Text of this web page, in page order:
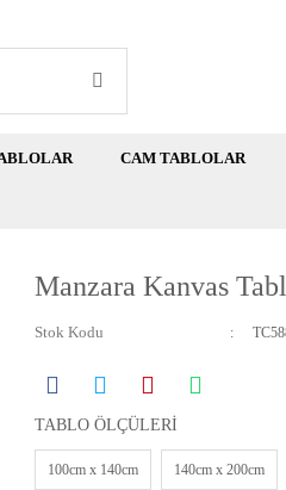
CAM TABLOLAR
Manzara Kanvas
Stok Kodu
TABLO ÖLÇÜLERİ
100cm x 140cm 140cm x 200cm